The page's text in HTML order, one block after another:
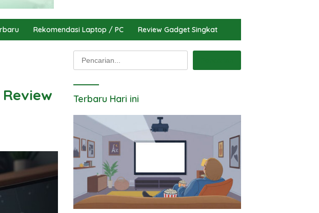
Rekomendasi Laptop / PC Review Gadget Singkat
Pencarian
Terbaru Hari ini